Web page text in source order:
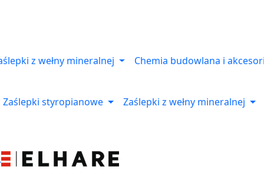
z wełny mineralnej Chemia budowlana i
Zaślepki styropianowe Zaślepki z wełny mineralnej